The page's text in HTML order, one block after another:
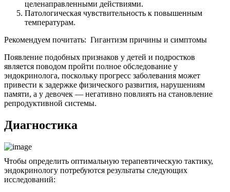
целенаправленными действиями.
Патологическая чувствительность к повышенным
температурам.
Рекомендуем почитать: Гигантизм причины и симптомы
Появление подобных признаков у детей и подростков
является поводом пройти полное обследование у
эндокринолога, поскольку прогресс заболевания может
привести к задержке физического развития, нарушениям
памяти, а у девочек — негативно повлиять на становление
репродуктивной системы.
Диагностика
Чтобы определить оптимальную терапевтическую тактику,
эндокринологу потребуются результаты следующих
исследований: